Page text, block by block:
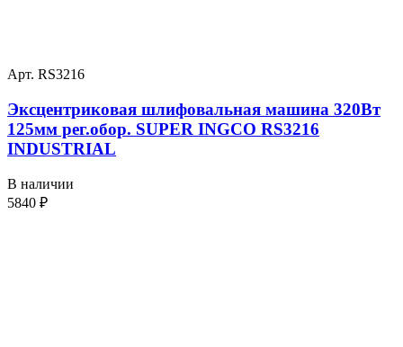
Арт. RS3216
Эксцентриковая шлифовальная машина 320Вт
125мм рег.обор. SUPER INGCO RS3216
INDUSTRIAL
В наличии
5840 ₽